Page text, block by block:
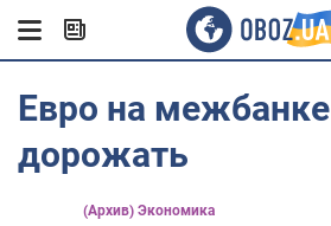
Евро на
дорожать
(Архив) Экономика